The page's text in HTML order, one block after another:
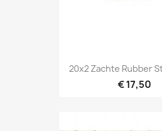
20x2 Zachte Rubber
€ 17,50